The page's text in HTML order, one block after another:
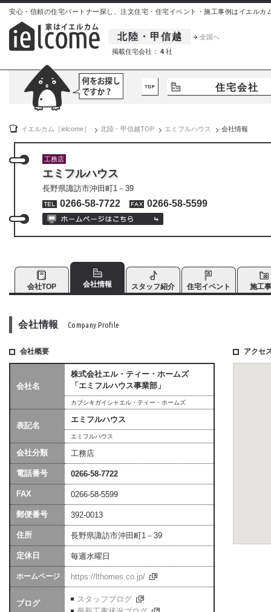
安心・信頼の住宅パートナー探し、注文住宅・住宅イベント・施工事例はイエルカ
北陸・甲信越
全国へ
掲載住宅会社：
4 社
住宅会社
イエルカム［ielcome］ 北陸・甲信越TOP エミフルハウス 会社情報
工務店
エミフルハウス
長野県諏訪市沖田町1－39
0266-58-7722 0266-58-5599
会社TOP 会社情報 スタッフ紹介 住宅イベント 施工
会社情報 Company Profile
会社概要
会社名
株式会社エル・ティー・ホームズ
「エミフルハウス事業部」
カブシキガイシャエル・ティー・ホームズ
表記名
エミフルハウス
エミフルハウス
会社分類 工務店
電話番号 0266-58-7722
FAX 0266-58-5599
郵便番号 392-0013
住所 長野県諏訪市沖田町1－39
定休日 毎週水曜日
ホームページ https://lthomes.co.jp/
ブログ
スタッフブログ
アクセ